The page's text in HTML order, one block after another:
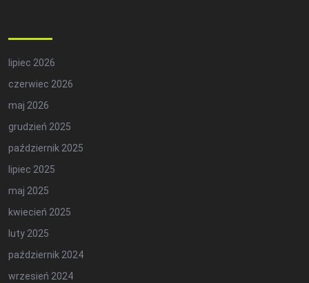
lipiec 2026
czerwiec 2026
maj 2026
grudzień 2025
październik 2025
lipiec 2025
maj 2025
kwiecień 2025
luty 2025
październik 2024
wrzesień 2024